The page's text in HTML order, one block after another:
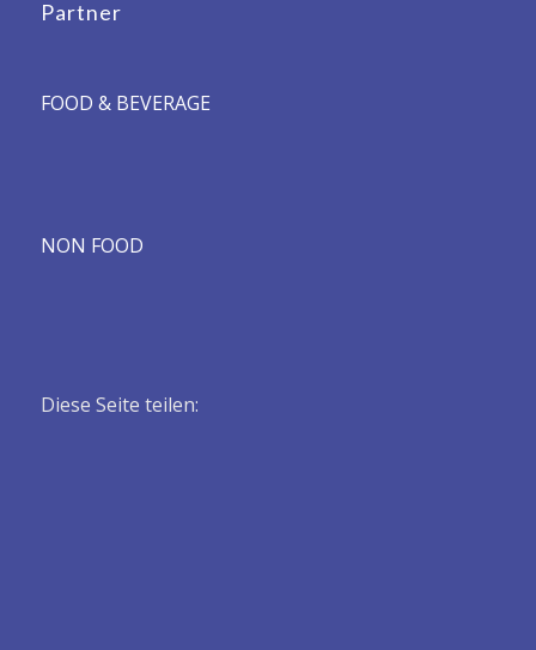
Partner
FOOD & BEVERAGE
NON FOOD
Diese Seite teilen: